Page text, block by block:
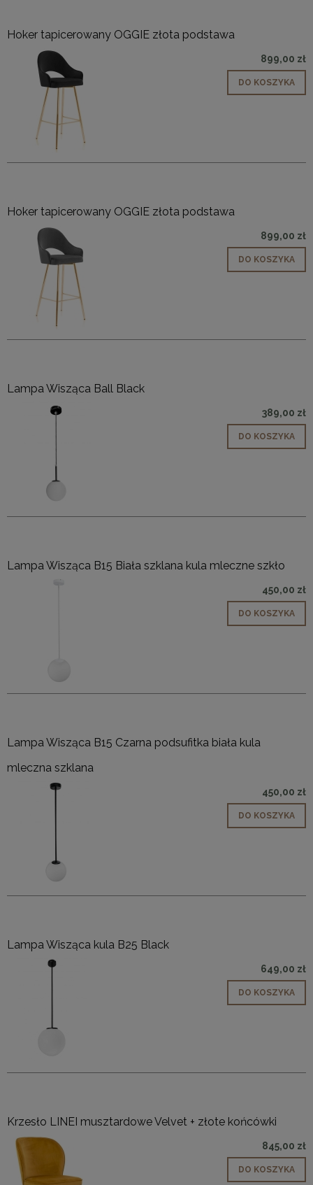
Hoker tapicerowany OGGIE złota podstawa
899,00 zł
DO KOSZYKA
Hoker tapicerowany OGGIE złota podstawa
899,00 zł
DO KOSZYKA
Lampa Wisząca Ball Black
389,00 zł
DO KOSZYKA
Lampa Wisząca B15 Biała szklana kula mleczne szkło
450,00 zł
DO KOSZYKA
Lampa Wisząca B15 Czarna podsufitka biała kula
mleczna szklana
450,00 zł
DO KOSZYKA
Lampa Wisząca kula B25 Black
649,00 zł
DO KOSZYKA
Krzesło LINEI musztardowe Velvet + złote końcówki
845,00 zł
DO KOSZYKA